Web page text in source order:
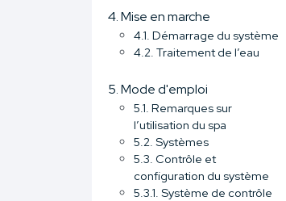
4. Mise en marche
4.1. Démarrage du système
4.2. Traitement de l’eau
5. Mode d'emploi
5.1. Remarques sur
l’utilisation du spa
5.2. Systèmes
5.3. Contrôle et
configuration du système
5.3.1. Système de contrôle